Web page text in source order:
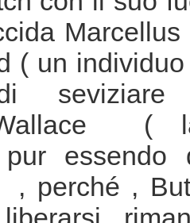
( un
seviziare
Wallace (
essendo
perché ,